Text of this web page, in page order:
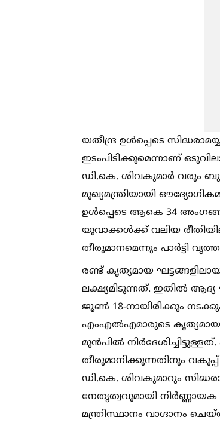
യതീന്ദ്ര ഉള്‍പ്പെടെ
ഇടംപിടിക്കുമെന്നാണ്
ഡി.കെ. ശിവകുമാർ വരും
മുഖ്യമന്ത്രിയായി
ഉള്‍പ്പെടെ ആകെ 34
യുവാക്കള്‍ക്ക് വലിയ
തീരുമാനമെന്നും പാർട്ടി
രണ്ട് കൃത്യമായ
ലക്ഷ്യമിടുന്നത്. ഇതില്‍
ജൂണ്‍ 18-നായിരിക്കും
എംഎല്‍എമാരുടെ കൃത്യമായ
മുൻപില്‍
തീരുമാനിക്കുന്നതിനും
ഡി.കെ. ശിവകുമാറും
നേതൃത്വവുമായി
മന്ത്രിസ്ഥാനം വാഗ്ദാനം